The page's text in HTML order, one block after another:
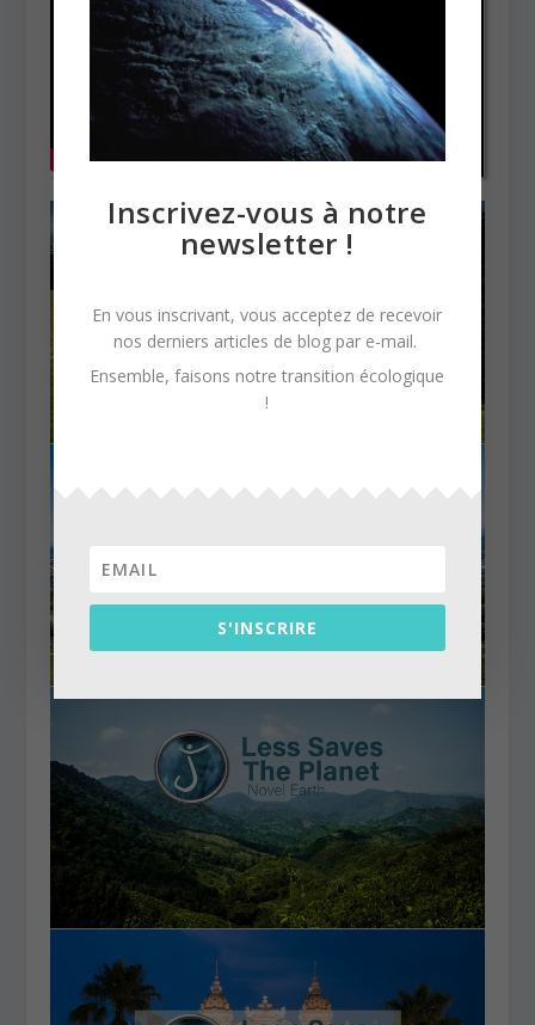
Inscrivez-vous à notre
newsletter !
En vous inscrivant, vous acceptez de recevoir
nos derniers articles de blog par e-mail.
Ensemble, faisons notre transition écologique
!
S'INSCRIRE